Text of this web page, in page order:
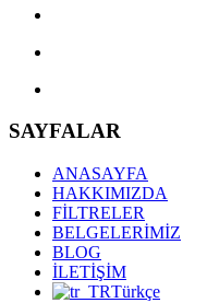
SAYFALAR
ANASAYFA
HAKKIMIZDA
FİLTRELER
BELGELERİMİZ
BLOG
İLETİŞİM
Türkçe